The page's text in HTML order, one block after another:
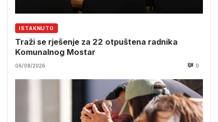
ISTAKNUTO
Traži se rješenje za 22 otpuštena radnika
Komunalnog Mostar
06/08/2026 0